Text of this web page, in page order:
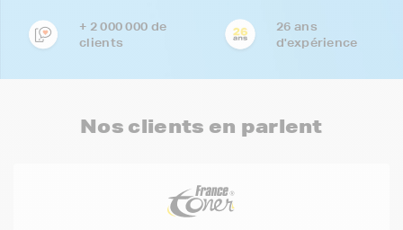
+ 2 000 000 de
clients
26 ans
d'expérience
Nos clients en parlent